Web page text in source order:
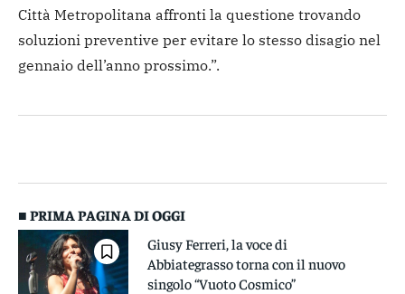
Città Metropolitana affronti la questione trovando
soluzioni preventive per evitare lo stesso disagio nel
gennaio dell’anno prossimo.”.
■ PRIMA PAGINA DI OGGI
Giusy Ferreri, la voce di
Abbiategrasso torna con il nuovo
singolo “Vuoto Cosmico”